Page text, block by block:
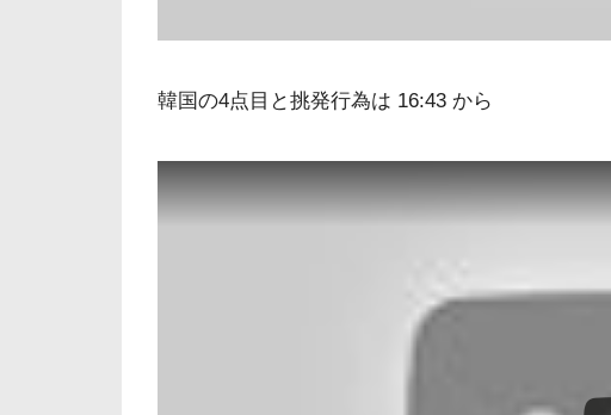
韓国の4点目と挑発行為は 16:43 から